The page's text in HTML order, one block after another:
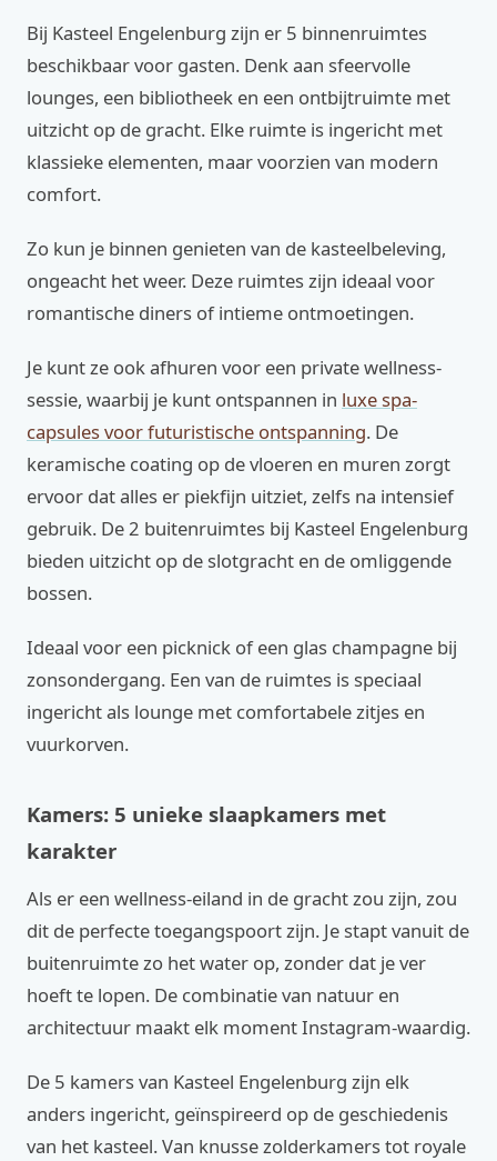
Bij Kasteel Engelenburg zijn er 5 binnenruimtes
beschikbaar voor gasten. Denk aan sfeervolle
lounges, een bibliotheek en een ontbijtruimte met
uitzicht op de gracht. Elke ruimte is ingericht met
klassieke elementen, maar voorzien van modern
comfort.
Zo kun je binnen genieten van de kasteelbeleving,
ongeacht het weer. Deze ruimtes zijn ideaal voor
romantische diners of intieme ontmoetingen.
Je kunt ze ook afhuren voor een private wellness-
sessie, waarbij je kunt ontspannen in luxe spa-
capsules voor futuristische ontspanning. De
keramische coating op de vloeren en muren zorgt
ervoor dat alles er piekfijn uitziet, zelfs na intensief
gebruik. De 2 buitenruimtes bij Kasteel Engelenburg
bieden uitzicht op de slotgracht en de omliggende
bossen.
Ideaal voor een picknick of een glas champagne bij
zonsondergang. Een van de ruimtes is speciaal
ingericht als lounge met comfortabele zitjes en
vuurkorven.
Kamers: 5 unieke slaapkamers met
karakter
Als er een wellness-eiland in de gracht zou zijn, zou
dit de perfecte toegangspoort zijn. Je stapt vanuit de
buitenruimte zo het water op, zonder dat je ver
hoeft te lopen. De combinatie van natuur en
architectuur maakt elk moment Instagram-waardig.
De 5 kamers van Kasteel Engelenburg zijn elk
anders ingericht, geïnspireerd op de geschiedenis
van het kasteel. Van knusse zolderkamers tot royale